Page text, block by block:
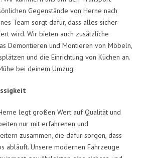
Gegenstände von Herne nach
Team sorgt dafür, dass alles sicher
wird. Wir bieten auch zusätzliche
Demontieren und Montieren von Möbeln,
und die Einrichtung von Küchen an.
bei deinem Umzug.
legt großen Wert auf Qualität und
nur mit erfahrenen und
zusammen, die dafür sorgen, dass
abläuft. Unsere modernen Fahrzeuge